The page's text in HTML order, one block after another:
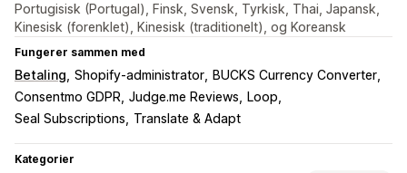
Portugisisk (Portugal), Finsk, Svensk, Tyrkisk, Thai, Japansk,
Kinesisk (forenklet), Kinesisk (traditionelt), og Koreansk
Fungerer sammen med
Betaling Shopify-administrator
BUCKS Currency Converter
Consentmo GDPR Judge.me Reviews
Loop
Seal Subscriptions
Translate & Adapt
Kategorier